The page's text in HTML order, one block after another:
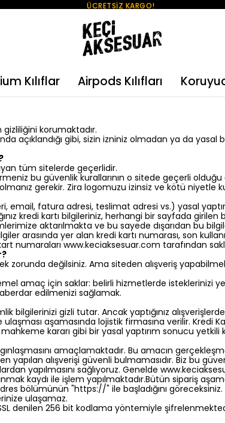
ÜCRETSİZ KARGO!
Kılıflar Airpods Kılıfları
korumaktadır.
açıklandığı gibi, sizin izniniz olmadan ya da yasal
tüm sitelerde geçerlidir.
bu güvenlik kurallarının o sitede geçerli
gerekir. Zira logomuzu izinsiz ve kötü niyetle
email, fatura adresi, teslimat adresi vs.) yasal
kredi kartı bilgileriniz, herhangi bir sayfada
aktarılmakta ve bu sayede dışarıdan bu
arasında yer alan kredi kartı numarası, son
numaraları www.keciaksesuar.com tarafından
zorunda değilsiniz. Ama siteden alışveriş
amaç için saklar: belirli hizmetlerde isteklerinizi
edilmenizi sağlamak.
gizli tutar. Ancak yaptığınız
aşamasında lojistik firmasına verilir. Kredi
kararı gibi bir yasal yaptırım sonucu
amaçlamaktadır. Bu amacın
yapılan alışverişi güvenli bulmamasıdır. Biz bu
yapılmasını sağlıyoruz. Genelde
kaydı ile işlem yapılmaktadır.Bütün sipariş
bölümünün "https://" ile başladığını
ulaşamaz.
denilen 256 bit kodlama yöntemiyle